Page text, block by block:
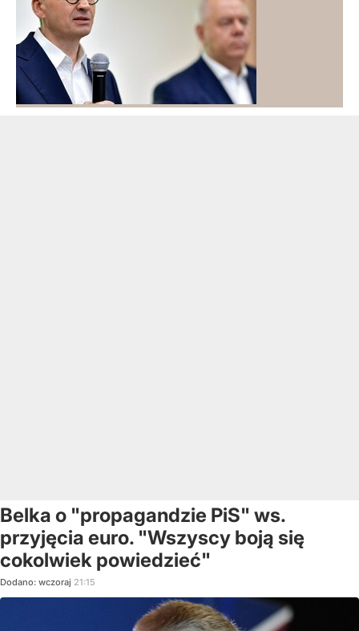
Belka o "propagandzie PiS" ws.
przyjęcia euro. "Wszyscy boją się
cokolwiek powiedzieć"
Dodano: wczoraj 21:15